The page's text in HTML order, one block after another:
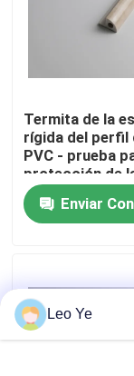
Sobre nosotros
Recorrido por
Control de
Contacta con
Solicitar una
Perfiles de la
Termita de la
rígida del perfil
PVC - prueba
protección de
esquina y la
decoración
Enviar
Leo Ye